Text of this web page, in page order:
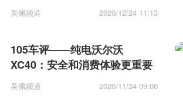
吴佩频道 2020/12/24 11:13
105车评——纯电沃尔沃
XC40：安全和消费体验更重要
吴佩频道 2020/11/24 09:06